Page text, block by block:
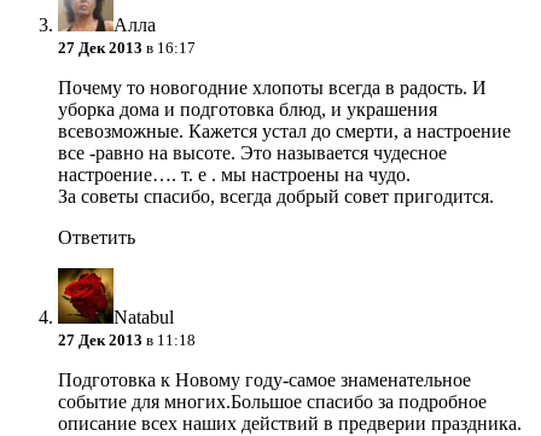
Алла
27 Дек 2013 в 16:17
Почему то новогодние хлопоты всегда в радость. И
уборка дома и подготовка блюд, и украшения
всевозможные. Кажется устал до смерти, а настроение
все -равно на высоте. Это называется чудесное
настроение…. т. е . мы настроены на чудо.
За советы спасибо, всегда добрый совет пригодится.
Ответить
Natabul
27 Дек 2013 в 11:18
Подготовка к Новому году-самое знаменательное
событие для многих.Большое спасибо за подробное
описание всех наших действий в предверии праздника.